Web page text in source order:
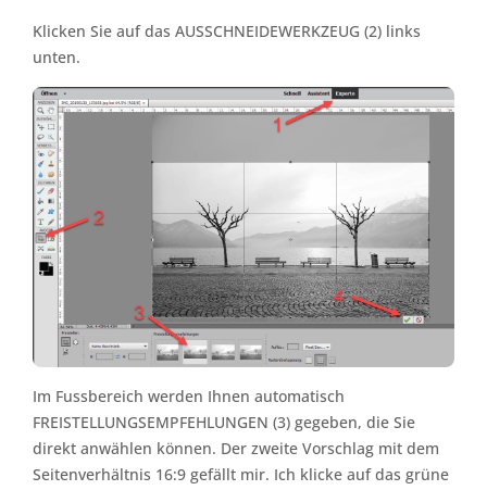
Klicken Sie auf das AUSSCHNEIDEWERKZEUG (2) links
unten.
Im Fussbereich werden Ihnen automatisch
FREISTELLUNGSEMPFEHLUNGEN (3) gegeben, die Sie
direkt anwählen können. Der zweite Vorschlag mit dem
Seitenverhältnis 16:9 gefällt mir. Ich klicke auf das grüne